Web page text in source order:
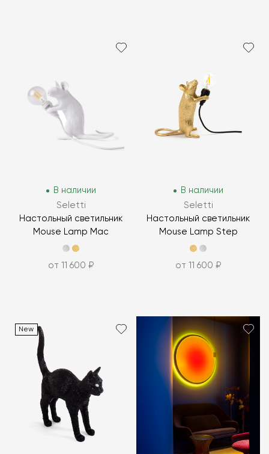
В наличии
Seletti
Настольный светильник
Mouse Lamp Mac
от 11 600 ₽
В наличии
Seletti
Настольный светильник
Mouse Lamp Step
от 11 600 ₽
New